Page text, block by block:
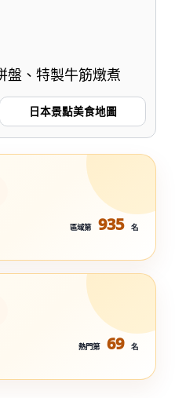
盤、特製牛筋燉煮
日本景點美食地圖
區域第 935 名
熱門第 69 名